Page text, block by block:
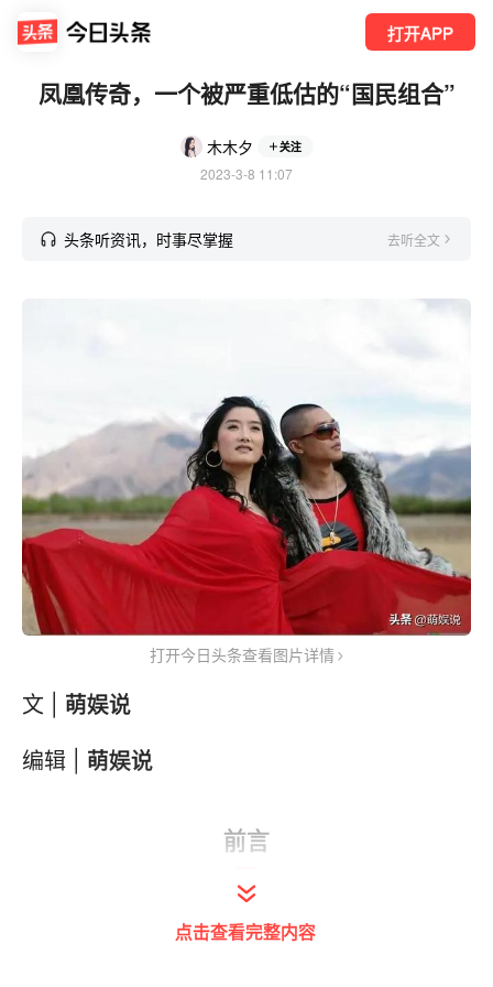
打开APP
凤凰传奇，一个被严重低估的“国民组合”
木木夕 关注
2023-3-8 11:07
头条听资讯，时事尽掌握 去听全文
打开今日头条查看图片详情
文 | 萌娱说
编辑 | 萌娱说
前言
2022年女排世锦赛中场休息时，一首《最炫
点击查看完整内容